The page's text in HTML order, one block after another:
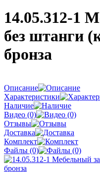
14.05.312-1
без штанги
бронза
Описание
Характеристики
Наличие
Видео (0)
Отзывы
Доставка
Комплект
Файлы (0)